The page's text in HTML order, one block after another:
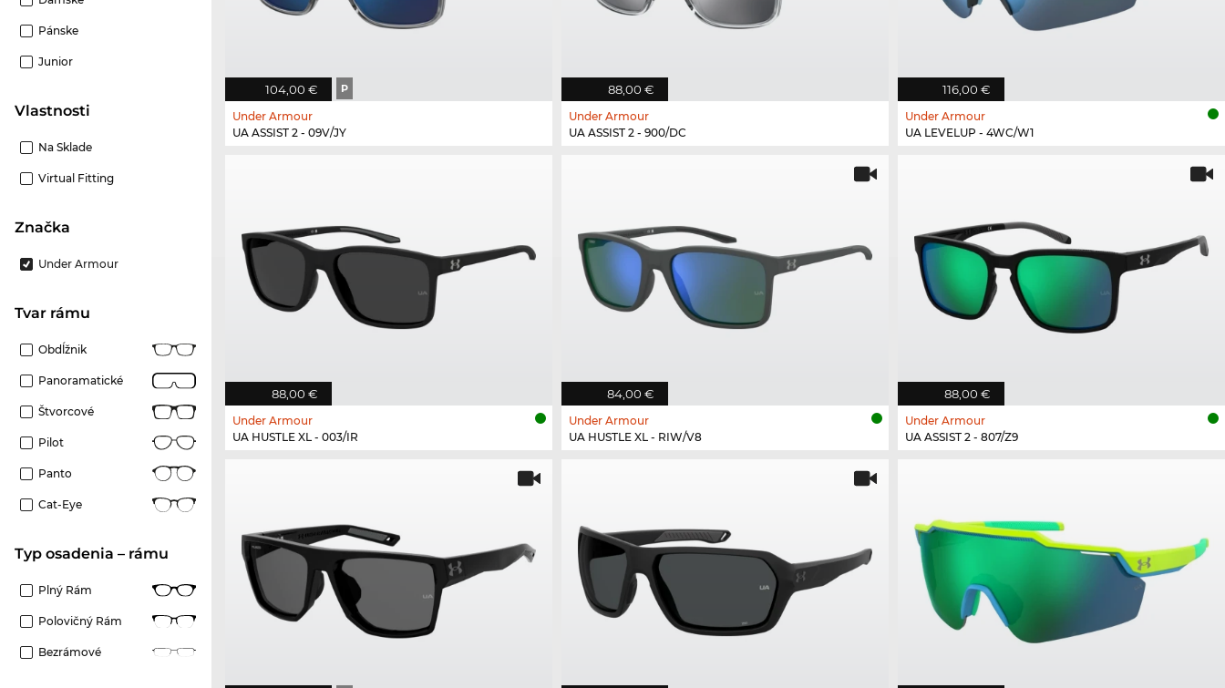
Pánske
Junior
Vlastnosti
Na Sklade
Virtual Fitting
Značka
Under Armour
Tvar rámu
Obdĺžnik
Panoramatické
Štvorcové
Pilot
Panto
Cat-Eye
Typ osadenia – rámu
Plný Rám
Polovičný Rám
Bezrámové
104,00 € P
Under Armour
UA ASSIST 2 - 09V/JY
88,00 €
Under Armour
UA ASSIST 2 - 900/DC
116,00 €
Under Armour
UA LEVELUP - 4WC/W1
88,00 €
Under Armour
UA HUSTLE XL - 003/IR
84,00 €
Under Armour
UA HUSTLE XL - RIW/V8
88,00 €
Under Armour
UA ASSIST 2 - 807/Z9